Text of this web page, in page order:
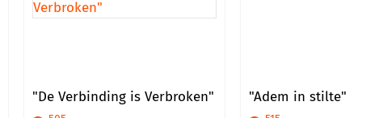
"De Verbinding is Verbroken" "Adem in stilte"